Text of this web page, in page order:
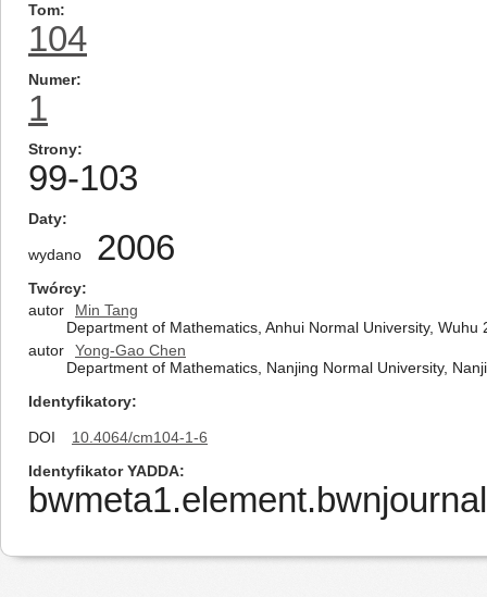
Tom
104
Numer
1
Strony
99-103
Daty
wydano 2006
Twórcy
autor
Min Tang
Department of Mathematics, Anhui Normal University, Wuhu
autor
Yong-Gao Chen
Department of Mathematics, Nanjing Normal University,
Identyfikatory
DOI
10.4064/cm104-1-6
Identyfikator YADDA